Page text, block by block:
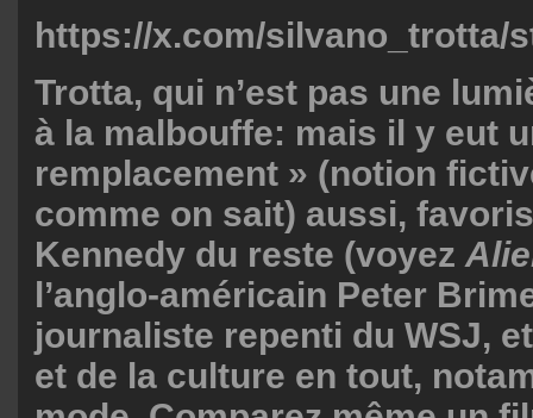
https://x.com/silvano_trotta/
Trotta, qui n’est pas une
à la malbouffe: mais il y eut
remplacement » (notion
comme on sait) aussi,
Kennedy du reste (voyez
l’anglo-américain Peter
journaliste repenti du WSJ,
et de la culture en tout,